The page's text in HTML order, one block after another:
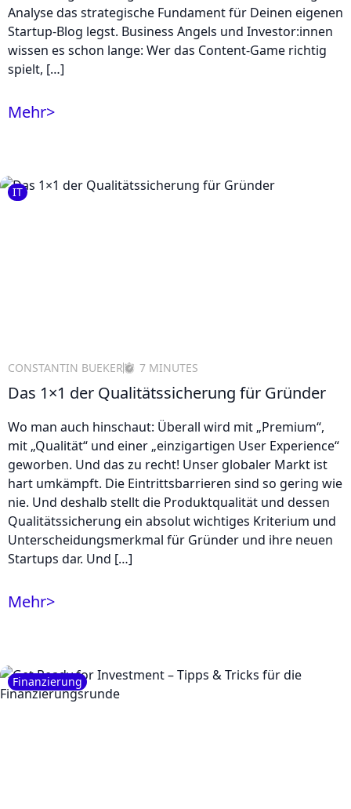
Analyse das strategische Fundament für Deinen eigenen
Startup-Blog legst. Business Angels und Investor:innen
wissen es schon lange: Wer das Content-Game richtig
spielt, […]
Mehr>
IT
CONSTANTIN BUEKER 7 MINUTES
Das 1×1 der Qualitätssicherung für Gründer
Wo man auch hinschaut: Überall wird mit „Premium“,
mit „Qualität“ und einer „einzigartigen User Experience“
geworben. Und das zu recht! Unser globaler Markt ist
hart umkämpft. Die Eintrittsbarrieren sind so gering wie
nie. Und deshalb stellt die Produktqualität und dessen
Qualitätssicherung ein absolut wichtiges Kriterium und
Unterscheidungsmerkmal für Gründer und ihre neuen
Startups dar. Und […]
Mehr>
Finanzierung